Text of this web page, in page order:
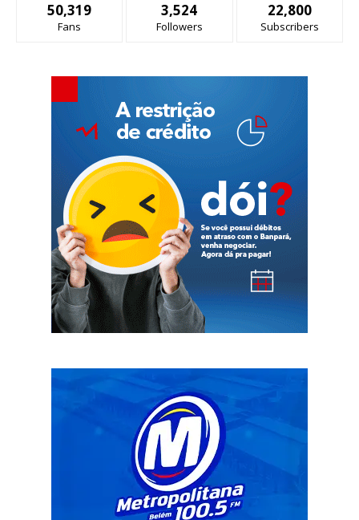
50,319
Fans
3,524
Followers
22,800
Subscribers